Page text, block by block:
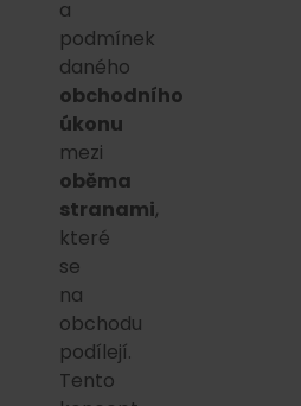
a
podmínek
daného
obchodního
úkonu
mezi
oběma
stranami,
které
se
na
obchodu
podílejí.
Tento